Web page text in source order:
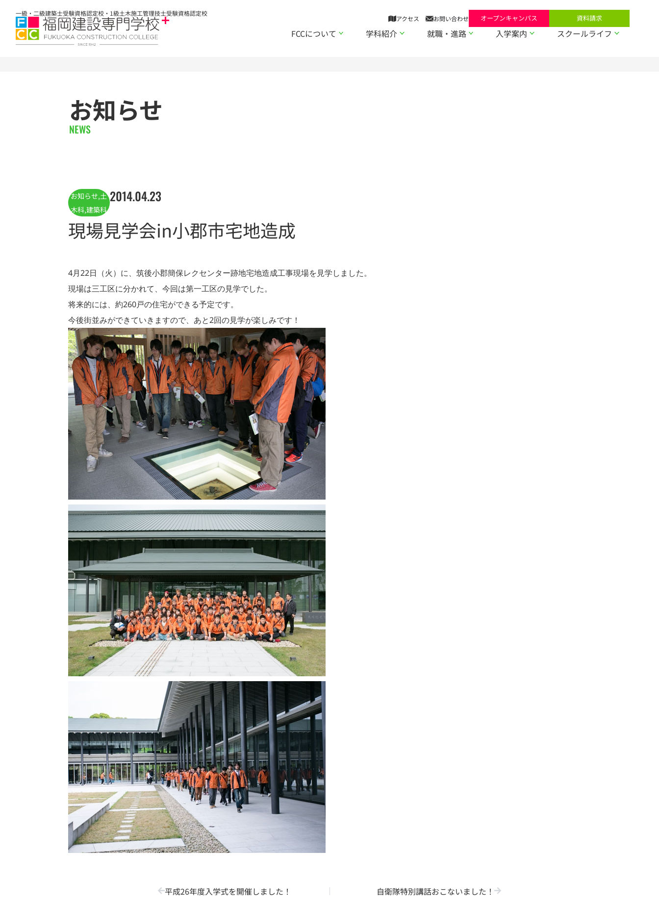
一級・二級建築士受験資格認定校・1級土木施工管理技士受験資格認定校
アクセス お問い合わせ オープンキャンパス 資料請求
FCCについて 学科紹介 就職・進路 入学案内 スクールライフ
お知らせ
NEWS
お知らせ,土
木科,建築科
2014.04.23
現場見学会in小郡市宅地造成
4月22日（火）に、筑後小郡簡保レクセンター跡地宅地造成工事現場を見学しました。
現場は三工区に分かれて、今回は第一工区の見学でした。
将来的には、約260戸の住宅ができる予定です。
今後街並みができていきますので、あと2回の見学が楽しみです！
平成26年度入学式を開催しました！ 自衛隊特別講話おこないました！